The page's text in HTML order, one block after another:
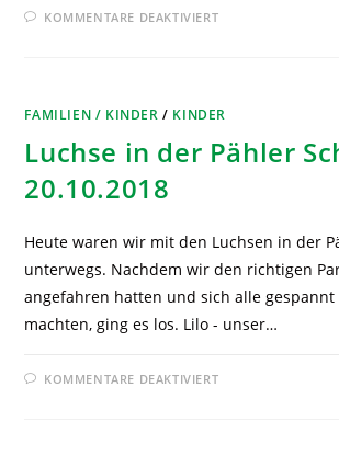
KOMMENTARE DEAKTIVIERT
FAMILIEN / KINDER / KINDER
Luchse in der Pähler
20.10.2018
Heute waren wir mit den Luchsen in der
unterwegs. Nachdem wir den richtigen
angefahren hatten und sich alle
machten, ging es los. Lilo - unser…
KOMMENTARE DEAKTIVIERT